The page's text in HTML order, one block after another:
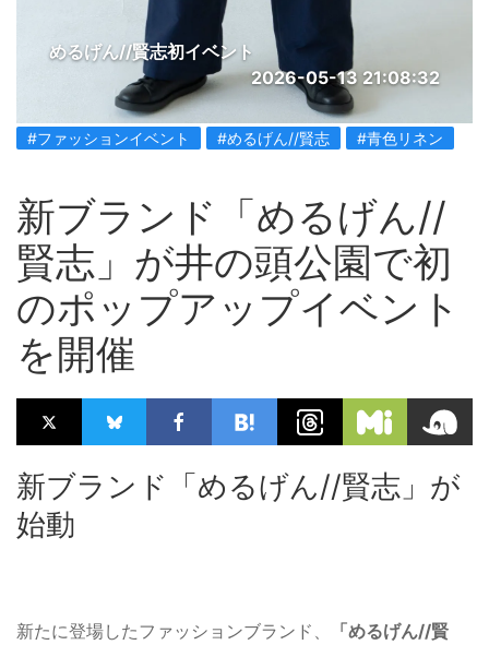
めるげん//賢志初イベント
2026-05-13 21:08:32
#ファッションイベント #めるげん//賢志 #青色リネン
新ブランド「めるげん//
賢志」が井の頭公園で初
のポップアップイベント
を開催
新ブランド「めるげん//賢志」が
始動
新たに登場したファッションブランド、
「めるげん//賢